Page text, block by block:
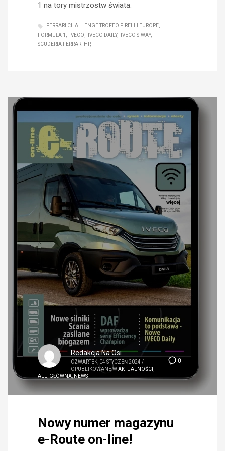
1 na tory mistrzostw świata.
FERRARI CHALLENGE TROFEO PIRELLI EUROPE
FORMUŁA 1
IVECO IVECO DAILY
IVECO S-WAY
SCUDERIA FERRARI HP
0
Redakcja Na Osi
CZWARTEK, 04 STYCZEŃ 2024 /
OPUBLIKOWANE WAKTUALNOŚCI
ALL
GŁÓWNA NEWS
Nowy numer magazynu
e-Route on-line!